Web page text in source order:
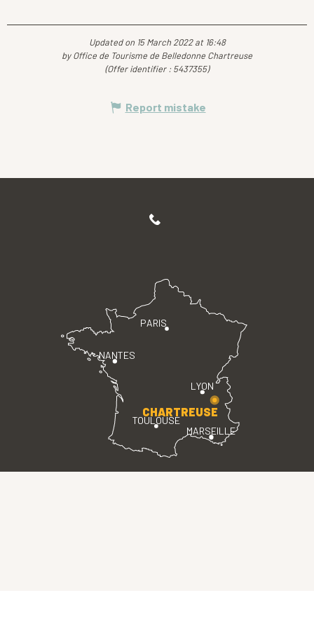
Updated on 15 March 2022 at 16:48
by Office de Tourisme de Belledonne Chartreuse
(Offer identifier : 5437355)
Report mistake
PARIS
LYON
TOULOUSE
MARSEILLE
NANTES
CHARTREUSE